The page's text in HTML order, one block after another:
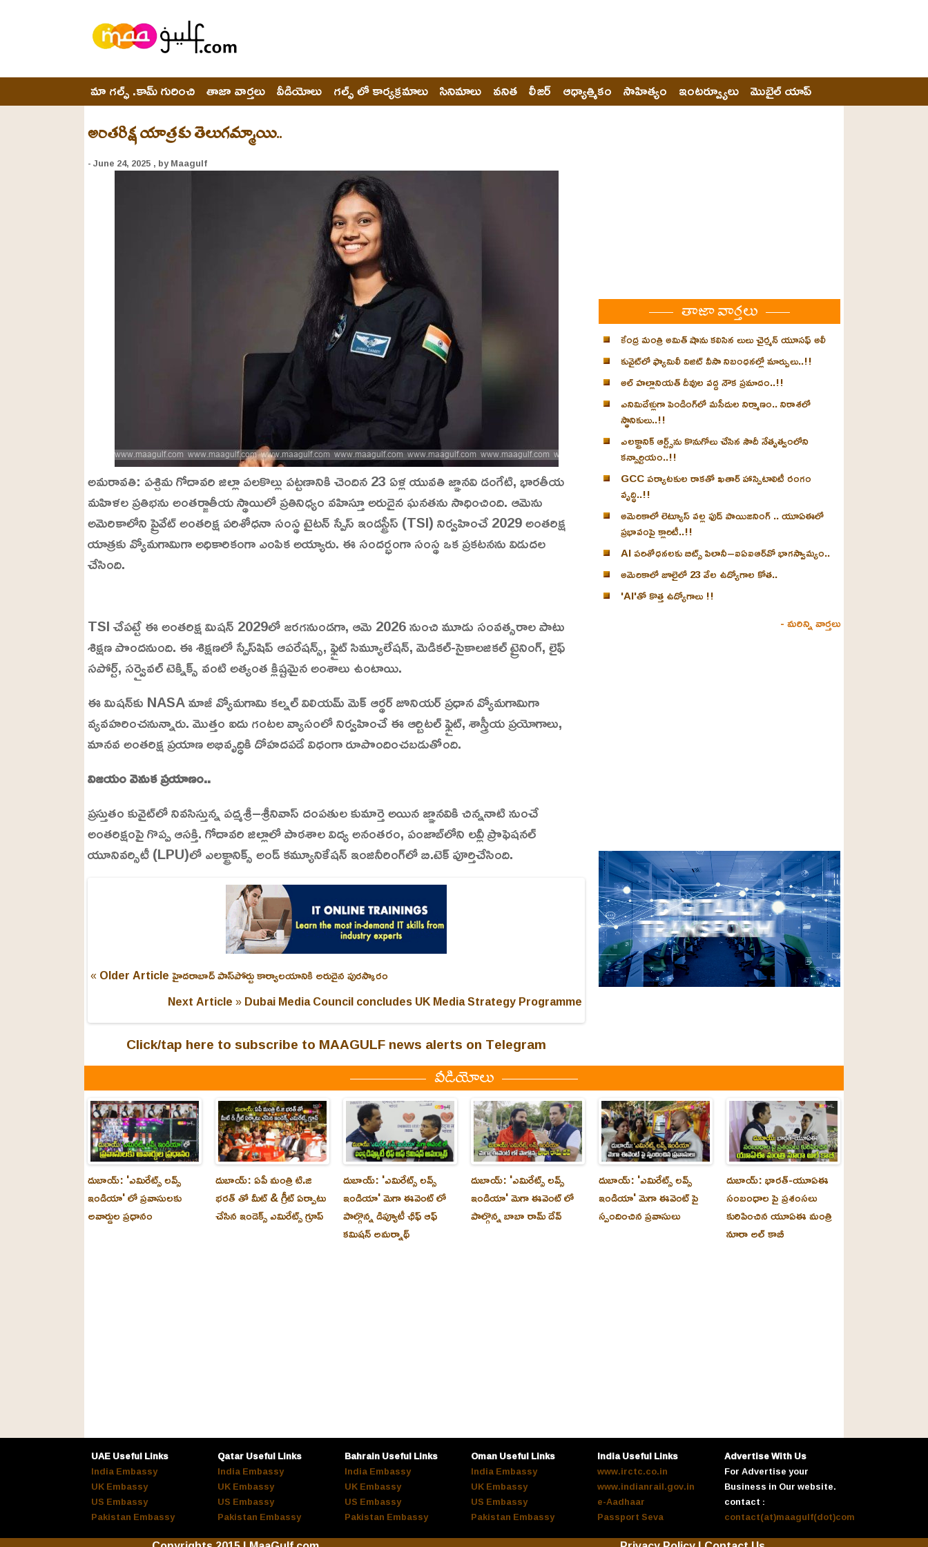
మా గల్ఫ్ .కామ్ గురించి తాజా వార్తలు వీడియోలు గల్ఫ్ లో కార్యక్రమాలు సినిమాలు వనిత లీజర్ ఆధ్యాత్మికం సాహిత్యం ఇంటర్వ్యూలు మొబైల్ యాప్
అంతరిక్ష యాత్రకు తెలుగమ్మాయి..
- June 24, 2025 , by Maagulf
అమరావతి: పశ్చిమ గోదావరి జిల్లా పలకొల్లు పట్టణానికి చెందిన 23 ఏళ్ల యువతి జ్ఞానవి డంగేటి, భారతీయ
మహిళల ప్రతిభను అంతర్జాతీయ స్థాయిలో ప్రతినిధ్యం వహిస్తూ అరుదైన ఘనతను సాధించింది. ఆమెను
అమెరికాలోని ప్రైవేట్ అంతరిక్ష పరిశోధనా సంస్థ టైటన్ స్పేస్ ఇండస్ట్రీస్ (TSI) నిర్వహించే 2029 అంతరిక్ష
యాత్రకు వ్యోమగామిగా అధికారికంగా ఎంపిక అయ్యారు. ఈ సందర్భంగా సంస్థ ఒక ప్రకటనను విడుదల
చేసింది.
U
n
u
t
e
a
d
e
d
:
2
4
6
3
%
TSI చేపట్టే ఈ అంతరిక్ష మిషన్ 2029లో జరగనుండగా, ఆమె 2026 నుంచి మూడు సంవత్సరాల పాటు
శిక్షణ పొందనుంది. ఈ శిక్షణలో స్పేస్‌షిప్ ఆపరేషన్స్, ఫ్లైట్ సిమ్యూలేషన్, మెడికల్-సైకాలజికల్ ట్రైనింగ్, లైఫ్
సపోర్ట్, సర్వైవల్ టెక్నిక్స్ వంటి అత్యంత క్లిష్టమైన అంశాలు ఉంటాయి.
ఈ మిషన్‌కు NASA మాజీ వ్యోమగామి కల్నల్ విలియమ్ మెక్ ఆర్థర్ జూనియర్ ప్రధాన వ్యోమగామిగా
వ్యవహరించనున్నారు. మొత్తం ఐదు గంటల వ్యాసంలో నిర్వహించే ఈ ఆర్బిటల్ ఫ్లైట్, శాస్త్రీయ ప్రయోగాలు,
మానవ అంతరిక్ష ప్రయాణ అభివృద్ధికి దోహదపడే విధంగా రూపొందించబడుతోంది.
విజయం వెనుక ప్రయాణం..
ప్రస్తుతం కువైట్‌లో నివసిస్తున్న పద్మశ్రీ–శ్రీనివాస్ దంపతుల కుమార్తె అయిన జ్ఞానవికి చిన్ననాటి నుంచే
అంతరిక్షంపై గొప్ప ఆసక్తి. గోదావరి జిల్లాలో పాఠశాల విద్య అనంతరం, పంజాబ్‌లోని లవ్లీ ప్రొఫెషనల్
యూనివర్సిటీ (LPU)లో ఎలక్ట్రానిక్స్ అండ్ కమ్యూనికేషన్ ఇంజినీరింగ్‌లో బి.టెక్ పూర్తిచేసింది.
« Older Articleహైదరాబాద్ పాస్‌పోర్టు కార్యాలయానికి అరుదైన పురస్కారం
Next Article »Dubai Media Council concludes UK Media Strategy Programme
Click/tap here to subscribe to MAAGULF news alerts on Telegram
తాజా వార్తలు
కేంద్ర మంత్రి అమిత్ షాను కలిసిన లులు చైర్మన్ యూసఫ్ అలీ
కువైట్‌లో ఫ్యామిలీ విజిట్ వీసా నిబంధనల్లో మార్పులు..!!
అల్ హల్లానియత్ దీవుల వద్ద నౌక ప్రమాదం..!!
ఎనిమిదేళ్లుగా పెండింగ్‌లో మసీదుల నిర్మాణం.. నిరాశలో
స్థానికులు..!!
ఎలక్ట్రానిక్ ఆర్ట్స్‌ను కొనుగోలు చేసిన సౌదీ నేతృత్వంలోని
కన్సార్టియం..!!
GCC పర్యాటకుల రాకతో ఖతార్ హాస్పిటాలిటీ రంగం
వృద్ధి..!!
అమెరికాలో లెట్యూస్ వల్ల ఫుడ్ పాయిజనింగ్ .. యూఏఈలో
ప్రభావంపై క్లారిటీ..!!
AI పరిశోధనలకు బిట్స్ పిలానీ–ఐఏఐఆర్‌వో భాగస్వామ్యం..
అమెరికాలో జూలైలో 23 వేల ఉద్యోగాల కోత..
'AI'తో కొత్త ఉద్యోగాలు !!
- మరిన్ని వార్తలు
వీడియోలు
దుబాయ్: 'ఎమిరేట్స్ లవ్స్
ఇండియా' లో ప్రవాసులకు
అవార్డుల ప్రధానం
దుబాయ్: ఏపీ మంత్రి టి.జి
భరత్ తో మీట్ & గ్రీట్ ఏర్పాటు
చేసిన ఇండెక్స్ ఎమిరేట్స్ గ్రూప్
దుబాయ్‌: 'ఎమిరేట్స్ లవ్స్
ఇండియా' మెగా ఈవెంట్ లో
పాల్గొన్న డిప్యూటీ ఛీఫ్ ఆఫ్
కమిషన్ అమర్నాథ్
దుబాయ్‌: 'ఎమిరేట్స్ లవ్స్
ఇండియా' మెగా ఈవెంట్ లో
పాల్గొన్న బాబా రామ్ దేవ్
దుబాయ్‌: 'ఎమిరేట్స్ లవ్స్
ఇండియా' మెగా ఈవెంట్ పై
స్పందించిన ప్రవాసులు
దుబాయ్‌: భారత్-యూఏఈ
సంబంధాల పై ప్రశంసలు
కురిపించిన యూఏఈ మంత్రి
నూరా అల్‌ కాబీ
UAE Useful Links
India Embassy
UK Embassy
US Embassy
Pakistan Embassy
Qatar Useful Links
India Embassy
UK Embassy
US Embassy
Pakistan Embassy
Bahrain Useful Links
India Embassy
UK Embassy
US Embassy
Pakistan Embassy
Oman Useful Links
India Embassy
UK Embassy
US Embassy
Pakistan Embassy
India Useful Links
www.irctc.co.in
www.indianrail.gov.in
e-Aadhaar
Passport Seva
Advertise With Us
For Advertise your
Business in Our website.
contact :
contact(at)maagulf(dot)com